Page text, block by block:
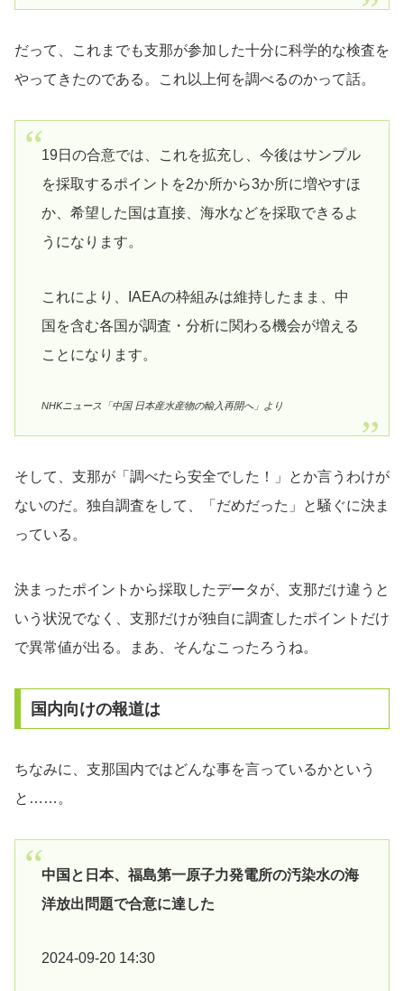
だって、これまでも支那が参加した十分に科学的な検査を
やってきたのである。これ以上何を調べるのかって話。
19日の合意では、これを拡充し、今後はサンプル
を採取するポイントを2か所から3か所に増やすほ
か、希望した国は直接、海水などを採取できるよ
うになります。
これにより、IAEAの枠組みは維持したまま、中
国を含む各国が調査・分析に関わる機会が増える
ことになります。
NHKニュース「中国 日本産水産物の輸入再開へ」より
そして、支那が「調べたら安全でした！」とか言うわけが
ないのだ。独自調査をして、「だめだった」と騒ぐに決ま
っている。
決まったポイントから採取したデータが、支那だけ違うと
いう状況でなく、支那だけが独自に調査したポイントだけ
で異常値が出る。まあ、そんなこったろうね。
国内向けの報道は
ちなみに、支那国内ではどんな事を言っているかという
と……。
中国と日本、福島第一原子力発電所の汚染水の海
洋放出問題で合意に達した
2024-09-20 14:30